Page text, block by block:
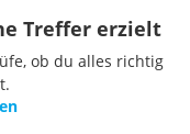
Treffer erzielt
ob du alles richtig